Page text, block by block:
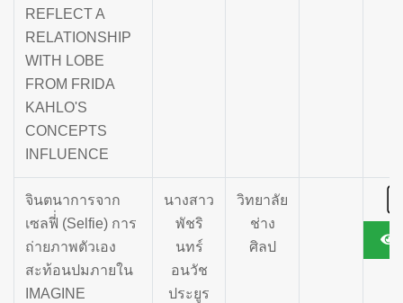
REFLECT A
RELATIONSHIP
WITH LOBE
FROM FRIDA
KAHLO'S
CONCEPTS
INFLUENCE
จินตนาการจาก
เซลฟี่่ (Selfie) การ
ถ่ายภาพตัวเอง
สะท้อนปมภายใน
IMAGINE
นางสาว
พัชริ
นทร์
อนวัช
ประยูร
วิทยาลัย
ช่าง
ศิลป